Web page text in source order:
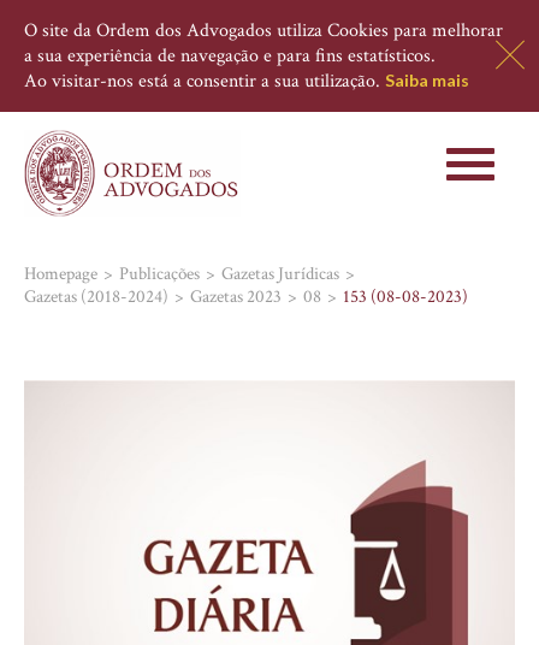
O site da Ordem dos Advogados utiliza Cookies para melhorar
a sua experiência de navegação e para fins estatísticos.
Ao visitar-nos está a consentir a sua utilização. Saiba mais
Toggle
Homepage Publicações
Gazetas Jurídicas
Gazetas (2018-2024)
Gazetas 2023 08 153 (08-08-2023)